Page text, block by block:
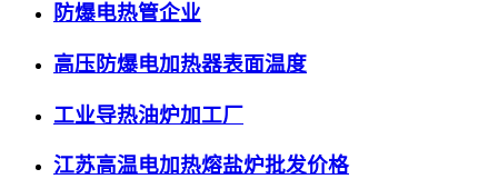
防爆电热管企业
高压防爆电加热器表面温度
工业导热油炉加工厂
江苏高温电加热熔盐炉批发价格